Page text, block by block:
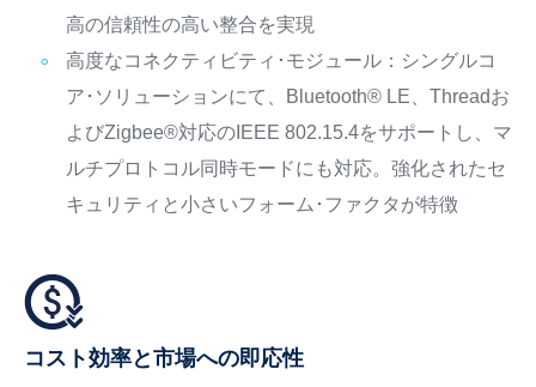
高の信頼性の高い整合を実現
高度なコネクティビティ･モジュール：シングルコ
ア･ソリューションにて、Bluetooth® LE、Threadお
よびZigbee®対応のIEEE 802.15.4をサポートし、マ
ルチプロトコル同時モードにも対応。強化されたセ
キュリティと小さいフォーム･ファクタが特徴
コスト効率と市場への即応性